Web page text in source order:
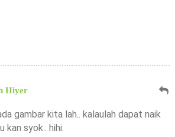
Hiyer
gambar kita lah.. kalaulah dapat naik
kan syok.. hihi.